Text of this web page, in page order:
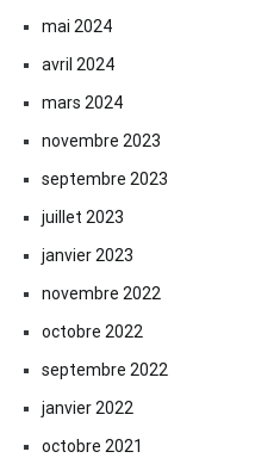
mai 2024
avril 2024
mars 2024
novembre 2023
septembre 2023
juillet 2023
janvier 2023
novembre 2022
octobre 2022
septembre 2022
janvier 2022
octobre 2021